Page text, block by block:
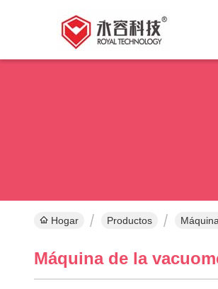
Hogar Productos
Máquina de la